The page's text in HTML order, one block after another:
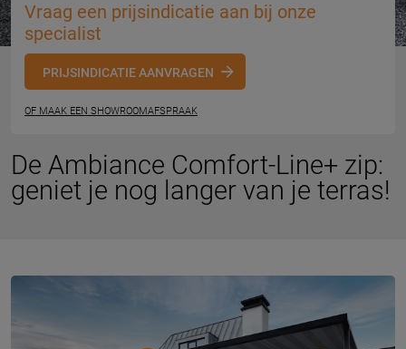
Vraag een prijsindicatie aan bij onze
specialist
PRIJSINDICATIE AANVRAGEN
OF MAAK EEN SHOWROOMAFSPRAAK
De Ambiance Comfort-Line+ zip:
geniet je nog langer van je terras!